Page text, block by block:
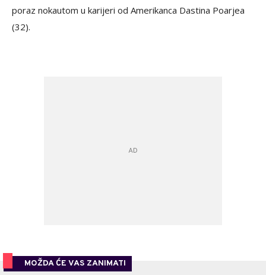
poraz nokautom u karijeri od Amerikanca Dastina Poarjea
(32).
MOŽDA ĆE VAS ZANIMATI